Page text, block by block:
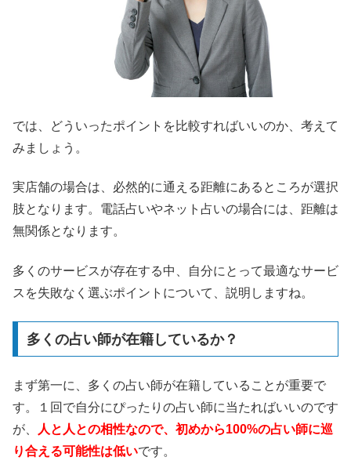
では、どういったポイントを比較すればいいのか、考えて
みましょう。
実店舗の場合は、必然的に通える距離にあるところが選択
肢となります。電話占いやネット占いの場合には、距離は
無関係となります。
多くのサービスが存在する中、自分にとって最適なサービ
スを失敗なく選ぶポイントについて、説明しますね。
多くの占い師が在籍しているか？
まず第一に、多くの占い師が在籍していることが重要で
す。１回で自分にぴったりの占い師に当たればいいのです
が、
人と人との相性なので、初めから100%の占い師に巡
り合える可能性は低いです。